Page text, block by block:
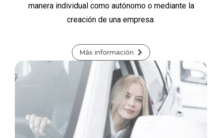
manera individual como autónomo o mediante la
creación de una empresa.
Más información